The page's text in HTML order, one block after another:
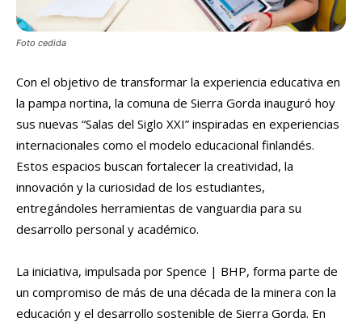
Foto cedida
Con el objetivo de transformar la experiencia educativa en
la pampa nortina, la comuna de Sierra Gorda inauguró hoy
sus nuevas “Salas del Siglo XXI” inspiradas en experiencias
internacionales como el modelo educacional finlandés.
Estos espacios buscan fortalecer la creatividad, la
innovación y la curiosidad de los estudiantes,
entregándoles herramientas de vanguardia para su
desarrollo personal y académico.
La iniciativa, impulsada por Spence | BHP, forma parte de
un compromiso de más de una década de la minera con la
educación y el desarrollo sostenible de Sierra Gorda. En